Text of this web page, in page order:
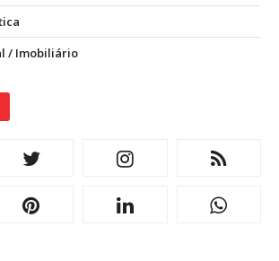
/ Imobiliário